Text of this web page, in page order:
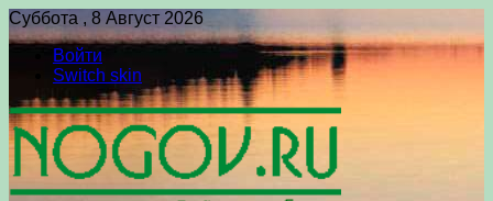
Суббота , 8 Август 2026
Войти
Switch skin